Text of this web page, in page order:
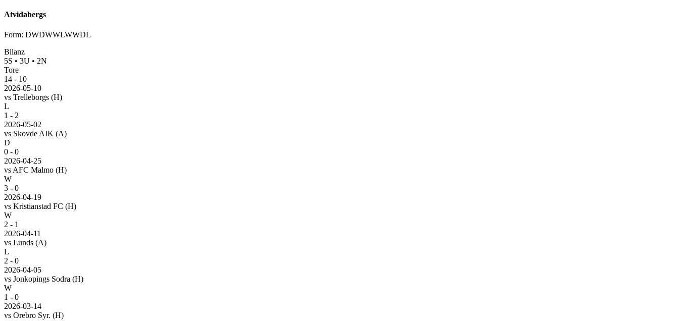
Atvidabergs
Form: DWDWWLWWDL
Bilanz
5S • 3U • 2N
Tore
14 - 10
2026-05-10
vs Trelleborgs (H)
L
1 - 2
2026-05-02
vs Skovde AIK (A)
D
0 - 0
2026-04-25
vs AFC Malmo (H)
W
3 - 0
2026-04-19
vs Kristianstad FC (H)
W
2 - 1
2026-04-11
vs Lunds (A)
L
2 - 0
2026-04-05
vs Jonkopings Sodra (H)
W
1 - 0
2026-03-14
vs Orebro Syr. (H)